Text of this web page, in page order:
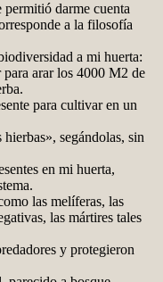
darme cuenta
a la filosofía
a mi huerta:
arar los 4000 M2 de
para cultivar en un
segándolas, sin
en mi huerta,
las melíferas, las
las mártires tales
y protegieron